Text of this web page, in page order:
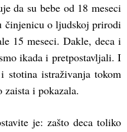
da su bebe od 18 meseci
činjenicu o ljudskoj prirodi
15 meseci. Dakle, deca i
ikada i pretpostavljali. I
stotina istraživanja tokom
i pokazala.
je: zašto deca toliko